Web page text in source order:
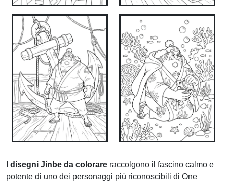
disegni Jinbe da colorare raccolgono il fascino calmo e
potente di uno dei personaggi più riconoscibili di One